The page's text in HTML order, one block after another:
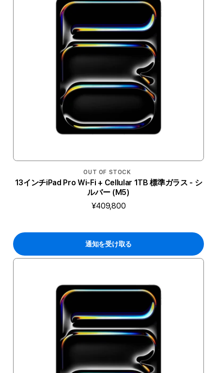
OUT OF STOCK
13インチiPad Pro Wi-Fi + Cellular 1TB 標準ガラス - シ
ルバー (M5)
¥409,800
通知を受け取る